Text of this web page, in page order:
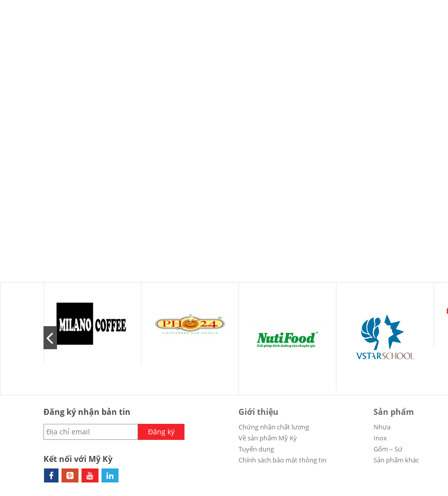
Đăng ký nhận bản tin
Đăng ký
Kết nối với Mỹ Kỳ
Giới thiệu
Chứng nhận chất lượng
Về sản phẩm Mỹ Kỳ
Tuyển dụng
Chính sách bảo mật thông tin
Sản phẩm
Nhựa
Inox
Gốm – Sứ
Sản phẩm khác